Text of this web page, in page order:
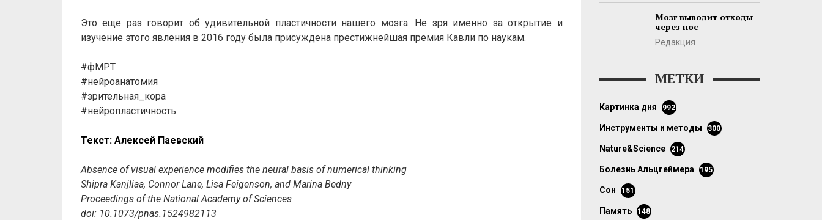
Это еще раз говорит об удивительной пластичности нашего мозга. Не зря именно за открытие и
изучение этого явления в 2016 году была присуждена престижнейшая премия Кавли по наукам.
#фМРТ
#нейроанатомия
#зрительная_кора
#нейропластичность
Текст: Алексей Паевский
Absence of visual experience modifies the neural basis of numerical thinking
Shipra Kanjliaa, Connor Lane, Lisa Feigenson, and Marina Bedny
Proceedings of the National Academy of Sciences
doi: 10.1073/pnas.1524982113
Мозг выводит отходы
через нос
Редакция
МЕТКИ
картинка дня 992
инструменты и методы 300
Nature&Science 214
болезнь Альцгеймера 195
сон 151
память 148